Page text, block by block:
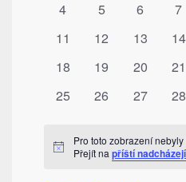
0
4
0
5
0
6
0
7
0
11
0
12
0
13
0
14
0
18
0
19
0
20
0
21
0
25
0
26
0
27
0
28
Notice
Pro toto zobrazení
Přejít napříští